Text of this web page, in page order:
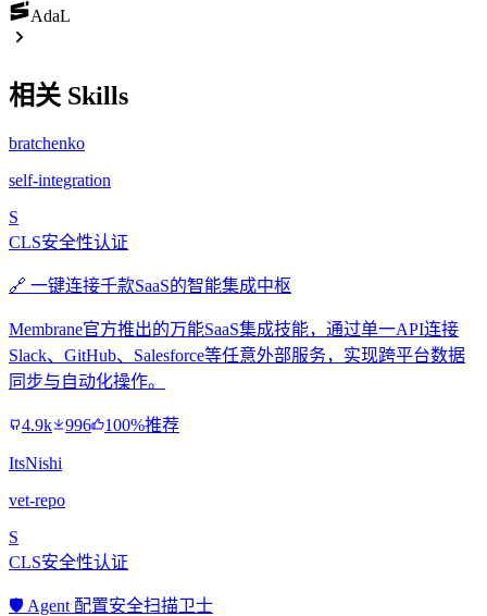
AdaL
相关 Skills
bratchenko
self-integration
S
CLS安全性认证
🔗 一键连接千款SaaS的智能集成中枢
Membrane官方推出的万能SaaS集成技能，通过单一API连接
Slack、GitHub、Salesforce等任意外部服务，实现跨平台数据
同步与自动化操作。
4.9k 996 100%推荐
ItsNishi
vet-repo
S
CLS安全性认证
🛡️ Agent 配置安全扫描卫士